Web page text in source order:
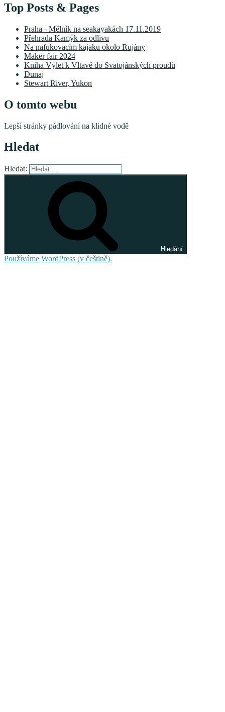
Top Posts & Pages
Praha - Mělník na seakayakách 17.11.2019
Přehrada Kamýk za odlivu
Na nafukovacím kajaku okolo Rujány
Maker fair 2024
Kniha Výlet k Vltavě do Svatojánských proudů
Dunaj
Stewart River, Yukon
O tomto webu
Lepší stránky pádlování na klidné vodě
Hledat
Hledat:
Hledání
Používáme WordPress (v češtině).